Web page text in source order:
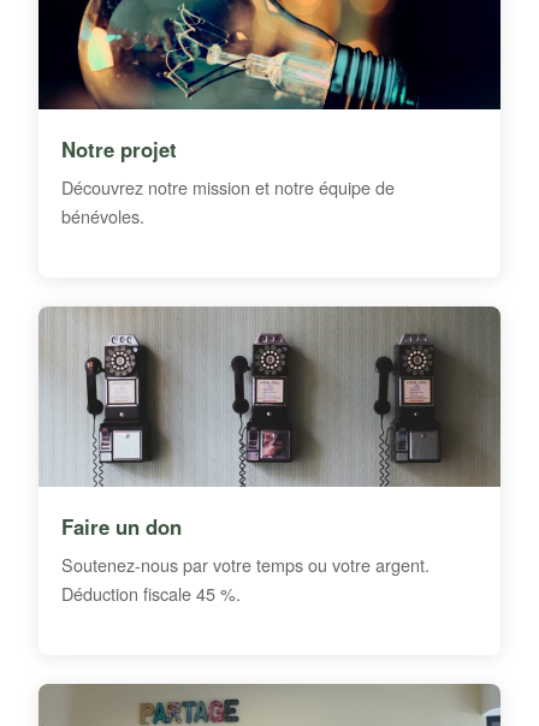
Notre projet
Découvrez notre mission et notre équipe de
bénévoles.
Faire un don
Soutenez-nous par votre temps ou votre argent.
Déduction fiscale 45 %.